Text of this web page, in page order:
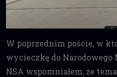
W poprzednim poście, w
wycieczkę do
NSA wspomniałem, że